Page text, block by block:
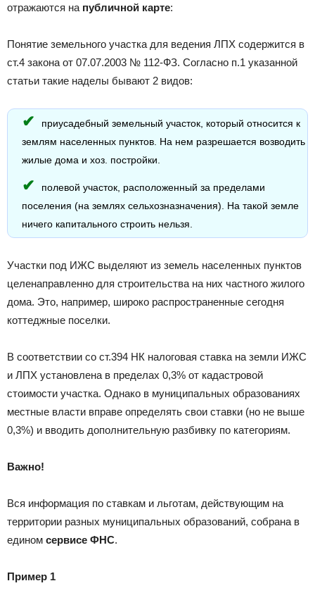
отражаются на публичной карте:
Понятие земельного участка для ведения ЛПХ содержится в
ст.4 закона от 07.07.2003 № 112-ФЗ. Согласно п.1 указанной
статьи такие наделы бывают 2 видов:
приусадебный земельный участок, который относится к
землям населенных пунктов. На нем разрешается возводить
жилые дома и хоз. постройки.
полевой участок, расположенный за пределами
поселения (на землях сельхозназначения). На такой земле
ничего капитального строить нельзя.
Участки под ИЖС выделяют из земель населенных пунктов
целенаправленно для строительства на них частного жилого
дома. Это, например, широко распространенные сегодня
коттеджные поселки.
В соответствии со ст.394 НК налоговая ставка на земли ИЖС
и ЛПХ установлена в пределах 0,3% от кадастровой
стоимости участка. Однако в муниципальных образованиях
местные власти вправе определять свои ставки (но не выше
0,3%) и вводить дополнительную разбивку по категориям.
Важно!
Вся информация по ставкам и льготам, действующим на
территории разных муниципальных образований, собрана в
едином сервисе ФНС.
Пример 1